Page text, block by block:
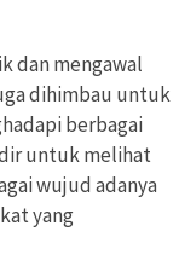
dan mengawal
dihimbau untuk
berbagai
untuk melihat
wujud adanya
yang